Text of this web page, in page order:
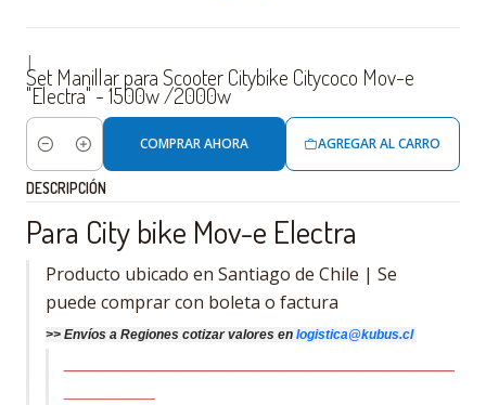
|
Set Manillar para Scooter Citybike Citycoco Mov-e
"Electra" - 1500w /2000w
Cantidad
AGREGAR AL CARRO
COMPRAR AHORA
DESCRIPCIÓN
Para City bike Mov-e Electra
Producto ubicado en Santiago de Chile | Se
puede comprar con boleta o factura
>> Envíos a Regiones cotizarvalores en logistica@kubus.cl